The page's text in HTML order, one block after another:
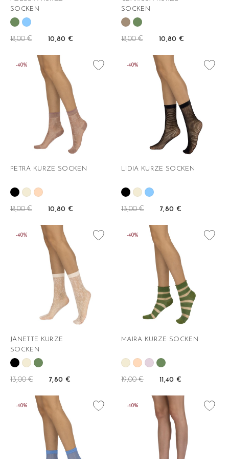
SOCKEN
18,00 € 10,80 €
SOCKEN
18,00 € 10,80 €
PETRA KURZE SOCKEN
18,00 € 10,80 €
favorite_border
-40%
LIDIA KURZE SOCKEN
13,00 € 7,80 €
favorite_border
-40%
JANETTE KURZE
SOCKEN
13,00 € 7,80 €
favorite_border
-40%
MAIRA KURZE SOCKEN
19,00 € 11,40 €
favorite_border
-40%
favorite_border
-40% favorite_border
-40%